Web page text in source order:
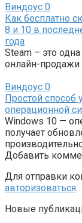
Виндоус 0
Как бесплатно
8 и 10 в
года
Steam – это
онлайн-продажи
Виндоус 0
Простой способ
операционной
Windows 10 —
получает
Добавить
Для отправки
авторизоваться.
Новые